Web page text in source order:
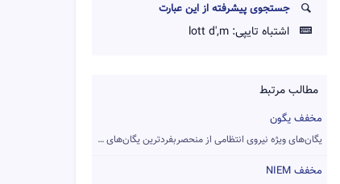
جستجوی پیشرفته از این عبارت
اشتباه تایپی: lott d',m
مطالب مرتبط
مخفف یگون
یگان‌های ویژه نیروی انتظامی از منحصربفردترین یگان‌های عملیات...
مخفف NIEM